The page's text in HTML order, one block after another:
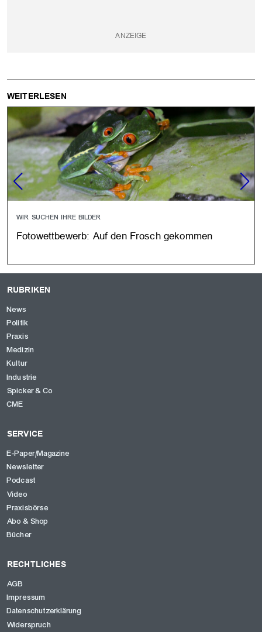
WEITERLESEN
WIR SUCHEN IHRE BILDER
Fotowettbewerb: Auf den Frosch gekommen
RUBRIKEN
News
Politik
Praxis
Medizin
Kultur
Industrie
Spicker & Co
CME
SERVICE
E-Paper/Magazine
Newsletter
Podcast
Video
Praxisbörse
Abo & Shop
Bücher
RECHTLICHES
AGB
Impressum
Datenschutzerklärung
Widerspruch